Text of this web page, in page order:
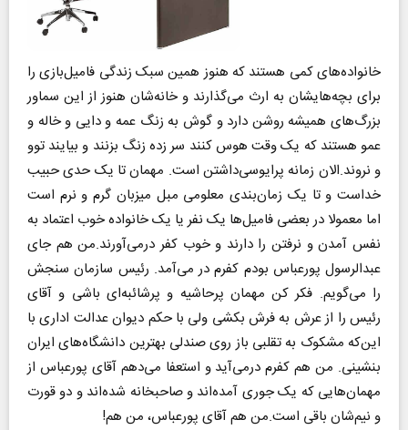
خانواده‌های کمی هستند که هنوز همین سبک زندگی فامیل‌بازی را
برای بچه‌هایشان به ارث می‌گذارند و خانه‌شان هنوز از این سماور
بزرگ‌های همیشه روشن دارد و گوش به زنگ عمه و دایی و خاله و
عمو هستند که یک وقت هوس کنند سر زده زنگ بزنند و بیایند توو
و نروند.الان زمانه پرایوسی‌داشتن است. مهمان تا یک حدی حبیب
خداست و تا یک زمان‌بندی معلومی مبل میزبان گرم و نرم است
اما معمولا در بعضی فامیل‌ها یک نفر یا یک خانواده خوب اعتماد به
نفس آمدن و نرفتن را دارند و خوب کفر درمی‌آورند.من هم جای
عبدالرسول پورعباس بودم کفرم در می‌آمد. رئیس سازمان سنجش
را می‌گویم. فکر کن مهمان پرحاشیه و پرشائبه‌ای باشی و آقای
رئیس را از عرش به فرش بکشی ولی با حکم دیوان عدالت اداری با
این‌که مشکوک به تقلبی باز روی صندلی بهترین دانشگاه‌های ایران
بنشینی. من هم کفرم درمی‌آید و استعفا می‌دهم آقای پورعباس از
مهمان‌هایی که یک جوری آمده‌اند و صاحبخانه شده‌اند و دو قورت
و نیم‌شان باقی است.من هم آقای پورعباس، من هم!